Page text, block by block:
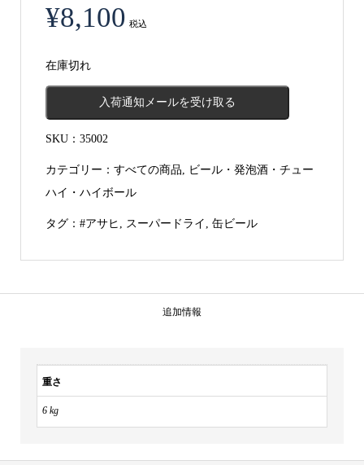
¥8,100 税込
在庫切れ
入荷通知メールを受け取る
SKU： 35002
カテゴリー： すべての商品
ビール・発泡酒・チュー
ハイ・ハイボール
タグ： #アサヒ スーパードライ 缶ビール
追加情報
重さ
6 kg